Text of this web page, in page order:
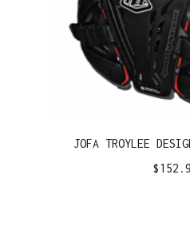
JOFA TROYLEE
$